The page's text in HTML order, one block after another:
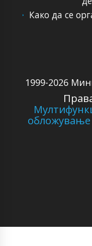
1999-2026
Како да се